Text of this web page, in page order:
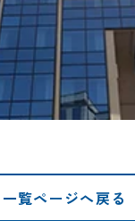
資
一覧ページへ戻る